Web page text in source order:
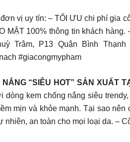
vị uy tín: – TỐI ƯU chi phí gia
MẬT 100% thông tin khách
Trâm, P13 Quận Bình Thạnh
#giacongmypham
“SIÊU HOT” SẢN XUẤT
kem chống nắng siêu
mịn và khỏe mạnh. Tại sao
nhiên, an toàn cho mọi loại da.